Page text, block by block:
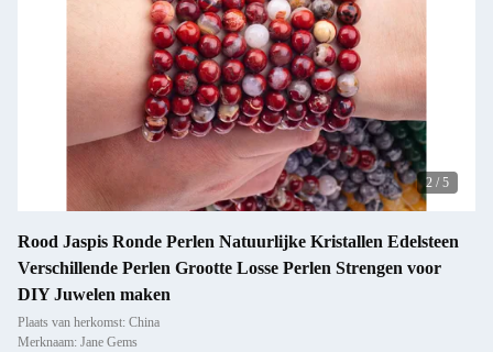
2 / 5
Rood Jaspis Ronde Perlen Natuurlijke Kristallen Edelsteen
Verschillende Perlen Grootte Losse Perlen Strengen voor
DIY Juwelen maken
Plaats van herkomst: China
Merknaam: Jane Gems